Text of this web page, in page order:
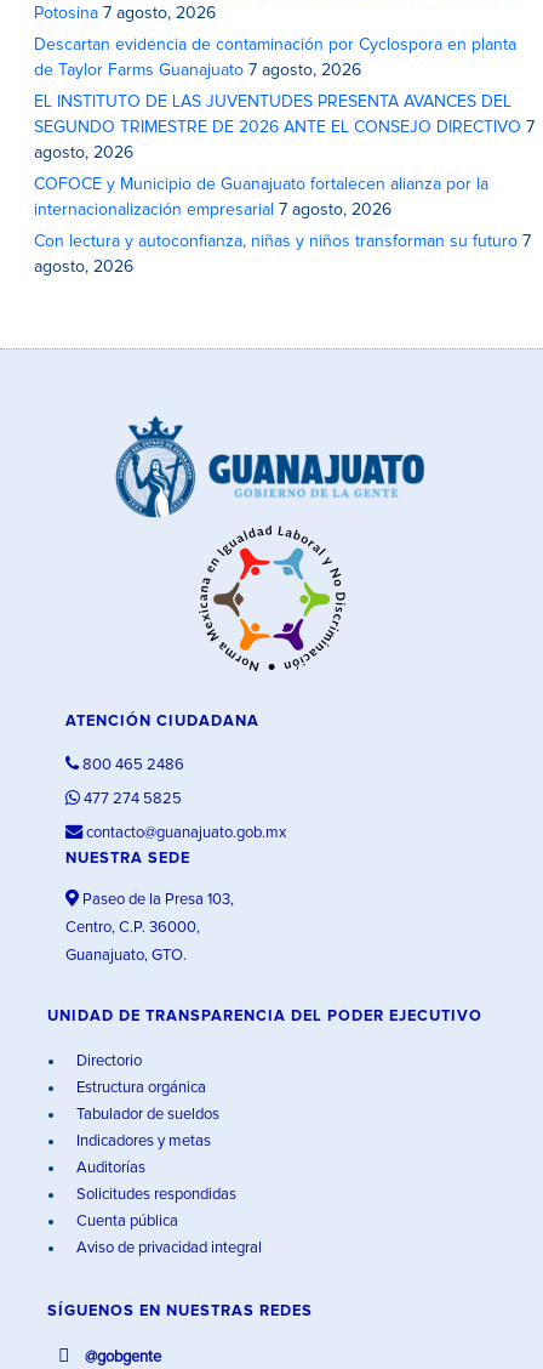
Potosina 7 agosto, 2026
Descartan evidencia de contaminación por Cyclospora en planta
de Taylor Farms Guanajuato 7 agosto, 2026
EL INSTITUTO DE LAS JUVENTUDES PRESENTA AVANCES DEL
SEGUNDO TRIMESTRE DE 2026 ANTE EL CONSEJO DIRECTIVO 7
agosto, 2026
COFOCE y Municipio de Guanajuato fortalecen alianza por la
internacionalización empresarial 7 agosto, 2026
Con lectura y autoconfianza, niñas y niños transforman su futuro 7
agosto, 2026
ATENCIÓN CIUDADANA
800 465 2486
477 274 5825
contacto@guanajuato.gob.mx
NUESTRA SEDE
Paseo de la Presa 103,
Centro, C.P. 36000,
Guanajuato, GTO.
UNIDAD DE TRANSPARENCIA DEL PODER EJECUTIVO
Directorio
Estructura orgánica
Tabulador de sueldos
Indicadores y metas
Auditorías
Solicitudes respondidas
Cuenta pública
Aviso de privacidad integral
SÍGUENOS EN NUESTRAS REDES
@gobgente